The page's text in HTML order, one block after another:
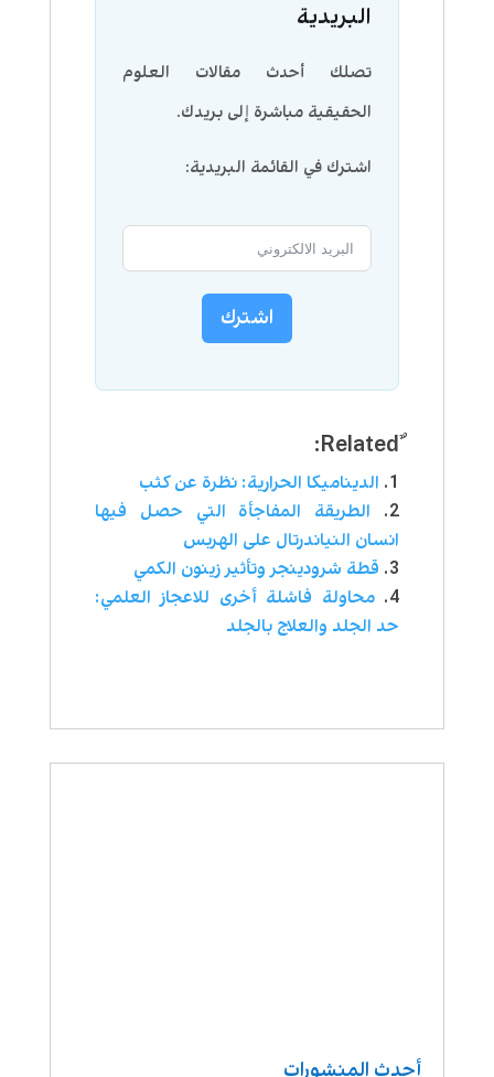
أحدث المنشورات
البريدية
تصلك أحدث مقالات العلوم
الحقيقية مباشرة إلى بريدك.
اشترك في القائمة البريدية:
اشترك
ٌRelated:
الديناميكا الحرارية: نظرة عن كثب
الطريقة المفاجأة التي حصل فيها
انسان النياندرتال على الهربس
قطة شرودينجر وتأثير زينون الكمي
محاولة فاشلة أخرى للاعجاز العلمي:
حد الجلد والعلاج بالجلد